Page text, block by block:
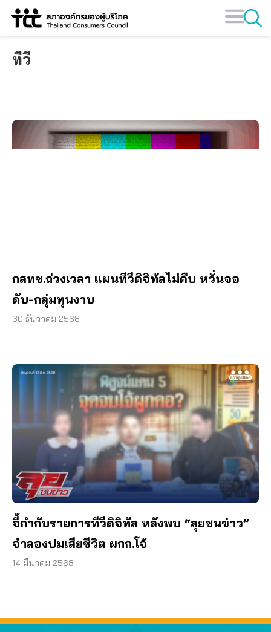
Skip
ทีวี
กสทช.ถ่วงเวลา แผนทีวีดิจิทัลไม่คืบ หวั่นจอ
ดับ-กลุ่มทุนงาบ
30 ธันวาคม 2568
จี้กำกับรายการทีวีดิจิทัล หลังพบ “ลุยชนข่าว”
จำลองปมเสียชีวิต ผกก.โจ้
14 มีนาคม 2568